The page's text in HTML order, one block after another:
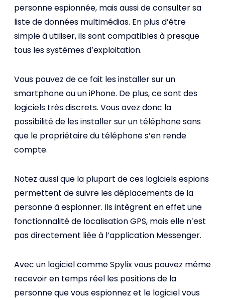
personne espionnée, mais aussi de consulter sa
liste de données multimédias. En plus d’être
simple à utiliser, ils sont compatibles à presque
tous les systèmes d’exploitation.
Vous pouvez de ce fait les installer sur un
smartphone ou un iPhone. De plus, ce sont des
logiciels très discrets. Vous avez donc la
possibilité de les installer sur un téléphone sans
que le propriétaire du téléphone s’en rende
compte.
Notez aussi que la plupart de ces logiciels espions
permettent de suivre les déplacements de la
personne à espionner. Ils intègrent en effet une
fonctionnalité de localisation GPS, mais elle n’est
pas directement liée à l’application Messenger.
Avec un logiciel comme Spylix vous pouvez même
recevoir en temps réel les positions de la
personne que vous espionnez et le logiciel vous